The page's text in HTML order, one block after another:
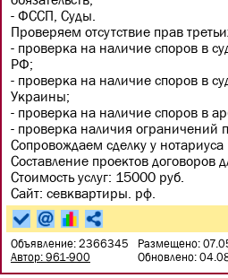
- ФССП, Суды.
Проверяем отсутствие прав
- проверка на наличие споров в
РФ;
- проверка на наличие споров в
Украины;
- проверка на наличие споров в
- проверка наличия
Сопровождаем сделку у нотариуса
Составление проектов договоров
Стоимость услуг: 15000 руб.
Сайт: севквартиры. рф.
Объявление: 2366345
Автор: 961-900
Размещено:
Обновлено: